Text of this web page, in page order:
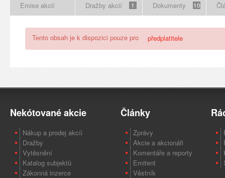
Emise akcií Dražby akcií 1 Dokumenty 10
Tento obsah je k dispozici pouze pro předplatitele
Nekótované akcie
Nákup a prodej akcíi
Dražby
Vytěsnění
Katalog subjektů
Zákonná inzerce
Články
Zprávy
Akcie a akcionáři
Komentáře a reporty
Emitent
Věstník